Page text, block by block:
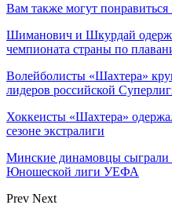
Вам также могут понравиться
Шиманович и Шкурдай
чемпионата страны по
Волейболисты «Шахтера»
лидеров российской
Хоккеисты «Шахтера»
сезоне экстралиги
Минские динамовцы
Юношеской лиги УЕФА
Prev Next